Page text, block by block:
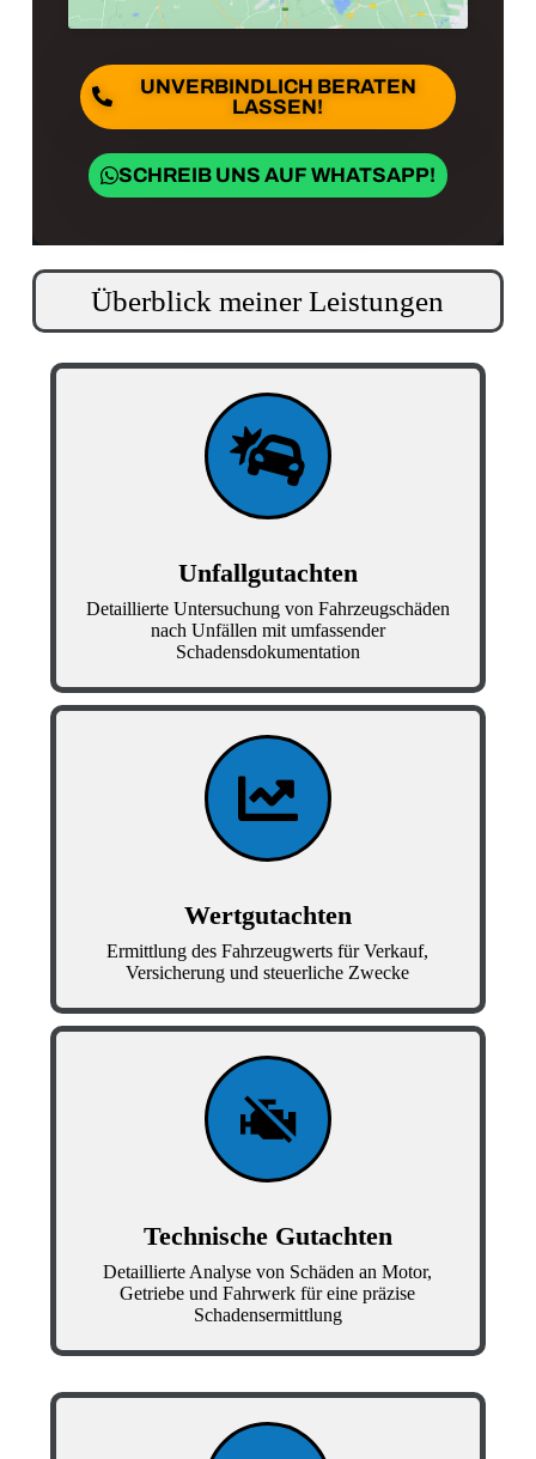
UNVERBINDLICH BERATEN
LASSEN!
SCHREIB UNS AUF WHATSAPP!
Überblick meiner Leistungen
Technische Gutachten
Detaillierte Analyse von Schäden an Motor,
Getriebe und Fahrwerk für eine präzise
Schadensermittlung
Wertgutachten
Ermittlung des Fahrzeugwerts für Verkauf,
Versicherung und steuerliche Zwecke
Unfallgutachten
Detaillierte Untersuchung von Fahrzeugschäden
nach Unfällen mit umfassender
Schadensdokumentation